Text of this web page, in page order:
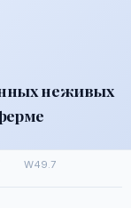
неживых
W49.7